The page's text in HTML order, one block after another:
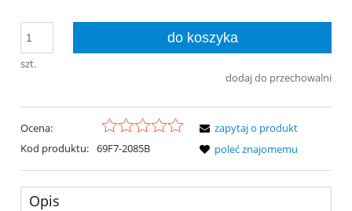
szt.
do koszyka
dodaj do przechowalni
Ocena:
Kod produktu: 69F7-2085B
zapytaj o produkt
poleć znajomemu
Opis